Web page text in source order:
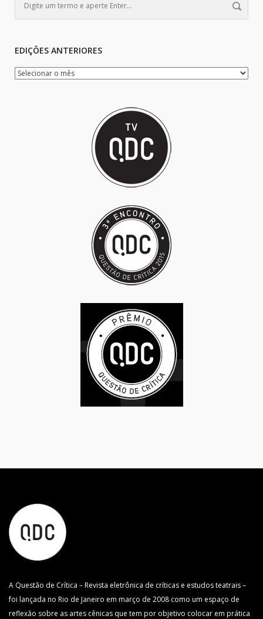
EDIÇÕES ANTERIORES
A Questão de Crítica – Revista eletrônica de críticas e estudos teatrais –
foi lançada no Rio de Janeiro em março de 2008 como um espaço de
reflexão sobre as artes cênicas que tem por objetivo colocar em prática